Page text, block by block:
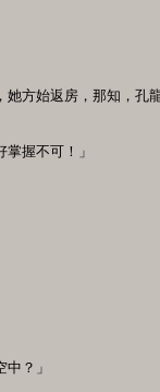
方始返房，那知，孔
握不可！」
？」